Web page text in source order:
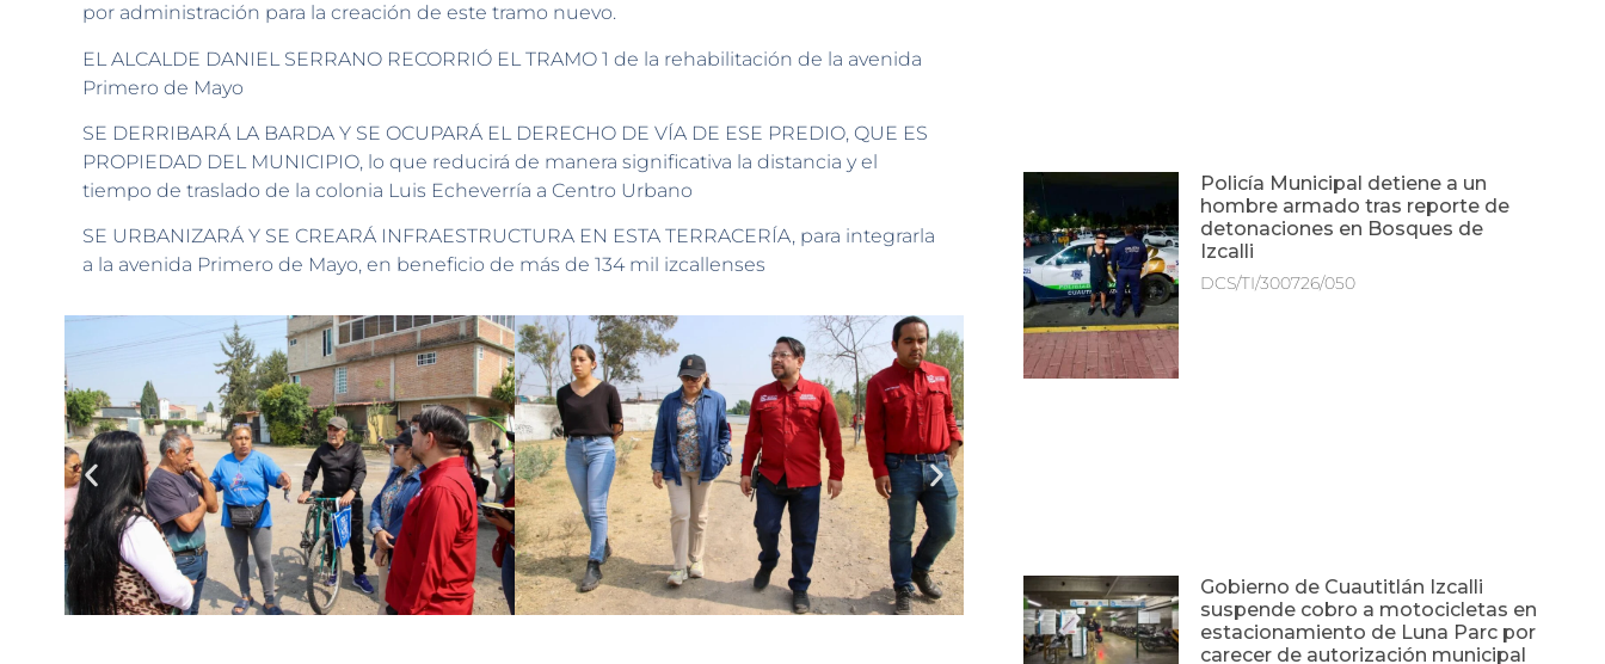
por administración para la creación de este tramo nuevo.
EL ALCALDE DANIEL SERRANO RECORRIÓ EL TRAMO 1 de la rehabilitación de la avenida
Primero de Mayo
SE DERRIBARÁ LA BARDA Y SE OCUPARÁ EL DERECHO DE VÍA DE ESE PREDIO, QUE ES
PROPIEDAD DEL MUNICIPIO, lo que reducirá de manera significativa la distancia y el
tiempo de traslado de la colonia Luis Echeverría a Centro Urbano
SE URBANIZARÁ Y SE CREARÁ INFRAESTRUCTURA EN ESTA TERRACERÍA, para integrarla
a la avenida Primero de Mayo, en beneficio de más de 134 mil izcallenses
Policía Municipal detiene a un
hombre armado tras reporte de
detonaciones en Bosques de
Izcalli
DCS/TI/300726/050
Gobierno de Cuautitlán Izcalli
suspende cobro a motocicletas en
estacionamiento de Luna Parc por
carecer de autorización municipal